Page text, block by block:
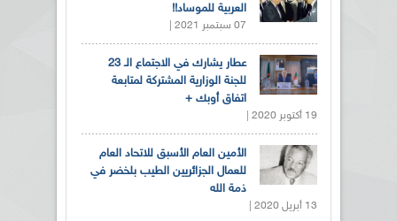
العربية للموساد!!
07 سبتمبر 2021 |
عطار يشارك في الاجتماع الـ 23
للجنة الوزارية المشتركة لمتابعة
اتفاق أوبك +
19 أكتوبر 2020 |
الأمين العام الأسبق للاتحاد العام
للعمال الجزائريين الطيب بلخضر في
ذمة الله
13 أبريل 2020 |